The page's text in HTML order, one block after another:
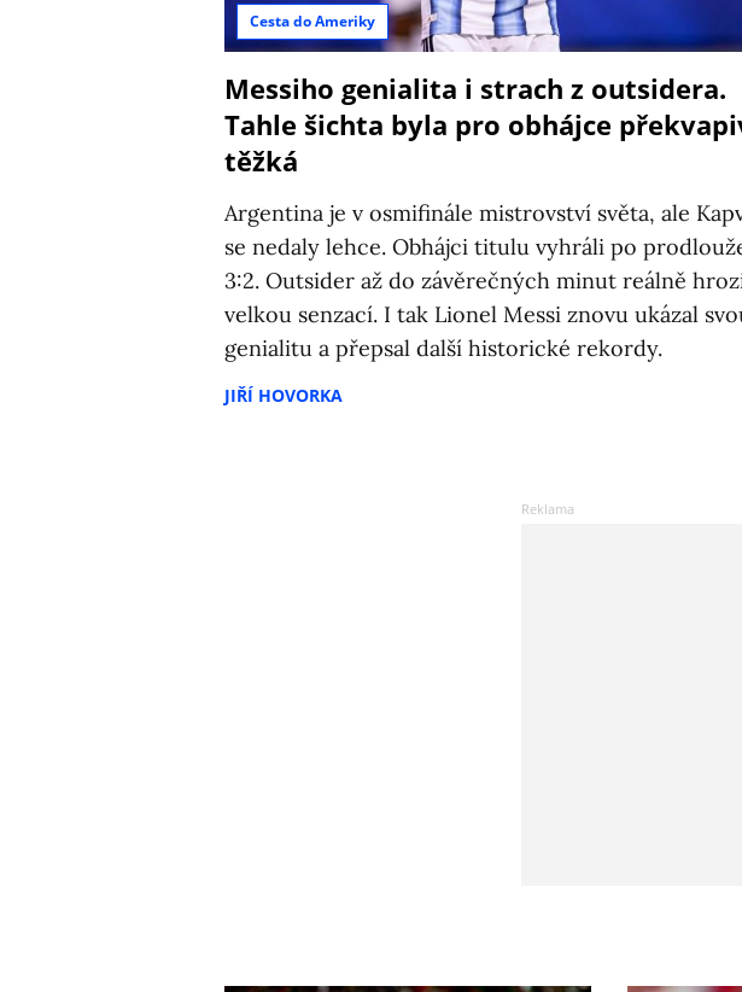
Cesta do Ameriky
Messiho genialita i strach z outsidera.
Tahle šichta byla pro obhájce
těžká
Argentina je v osmifinále mistrovství světa, ale
se nedaly lehce. Obhájci titulu vyhráli po
3:2. Outsider až do závěrečných minut reálně
velkou senzací. I tak Lionel Messi znovu ukázal
genialitu a přepsal další historické rekordy.
JIŘÍ HOVORKA